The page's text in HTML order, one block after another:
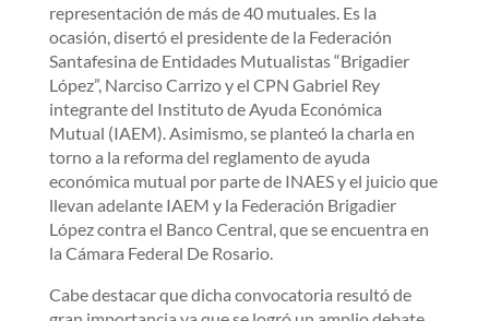
representación de más de 40 mutuales. Es la
ocasión, disertó el presidente de la Federación
Santafesina de Entidades Mutualistas “Brigadier
López”, Narciso Carrizo y el CPN Gabriel Rey
integrante del Instituto de Ayuda Económica
Mutual (IAEM). Asimismo, se planteó la charla en
torno a la reforma del reglamento de ayuda
económica mutual por parte de INAES y el juicio que
llevan adelante IAEM y la Federación Brigadier
López contra el Banco Central, que se encuentra en
la Cámara Federal De Rosario.
Cabe destacar que dicha convocatoria resultó de